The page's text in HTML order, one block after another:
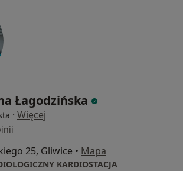
Łagodzińska
· Więcej
25, Gliwice • Mapa
KARDIOSTACJA